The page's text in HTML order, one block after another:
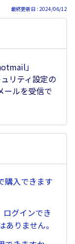
最終更新日 : 2024/06/12
」
リティ設定の
ルを受信で
購入できます
グインでき
ありません。